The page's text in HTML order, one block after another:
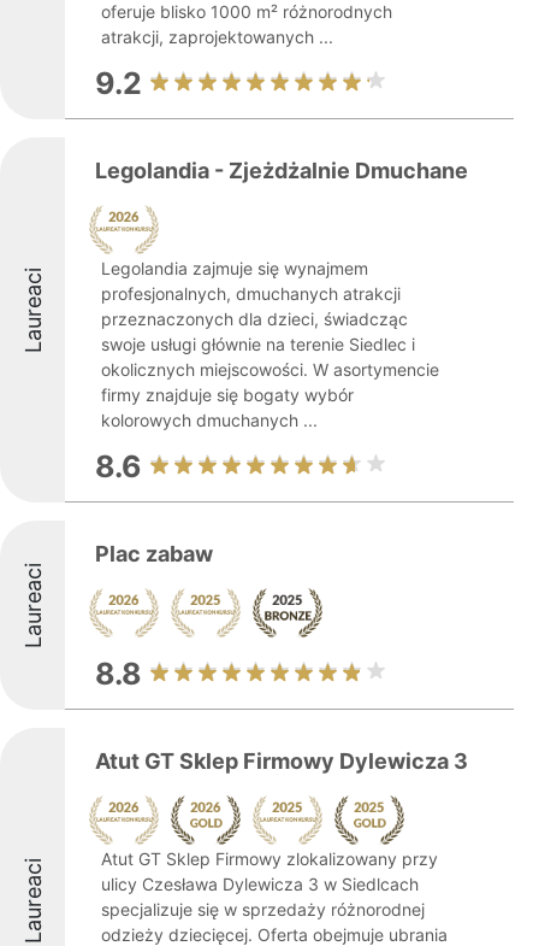
oferuje blisko 1000 m² różnorodnych
atrakcji, zaprojektowanych ...
9.2
Laureaci
Legolandia - Zjeżdżalnie Dmuchane
Legolandia zajmuje się wynajmem
profesjonalnych, dmuchanych atrakcji
przeznaczonych dla dzieci, świadcząc
swoje usługi głównie na terenie Siedlec i
okolicznych miejscowości. W asortymencie
firmy znajduje się bogaty wybór
kolorowych dmuchanych ...
8.6
Laureaci
Plac zabaw
8.8
Laureaci
Atut GT Sklep Firmowy Dylewicza 3
Atut GT Sklep Firmowy zlokalizowany przy
ulicy Czesława Dylewicza 3 w Siedlcach
specjalizuje się w sprzedaży różnorodnej
odzieży dziecięcej. Oferta obejmuje ubrania